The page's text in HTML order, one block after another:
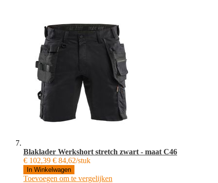
Blaklader Werkshort stretch zwart - maat C46
€ 102,39 € 84,62/stuk
In Winkelwagen
Toevoegen om te vergelijken